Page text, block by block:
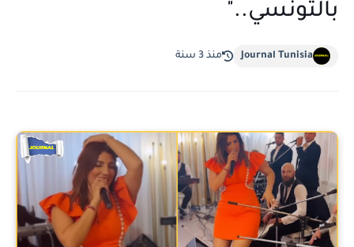
بالتونسي.."
Journal Tunisia منذ 3 سنة